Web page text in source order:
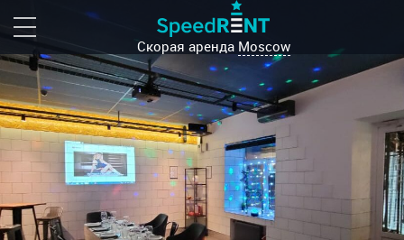
Скорая аренда Moscow